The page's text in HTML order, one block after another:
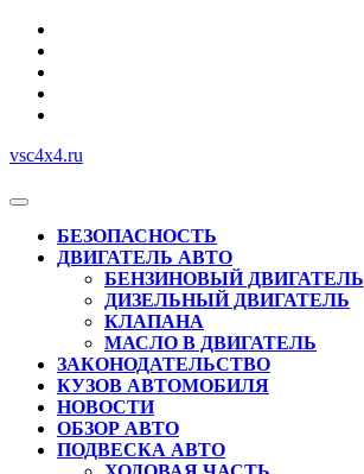
Перейти
содержимому
vsc4x4.ru
Кнопка
ОткрытьБЕЗОПАСНОСТЬ
ДВИГАТЕЛЬ АВТО
БЕНЗИНОВЫЙ ДВИГАТЕЛЬ
ДИЗЕЛЬНЫЙ ДВИГАТЕЛЬ
КЛАПАНА
МАСЛО В ДВИГАТЕЛЬ
ЗАКОНОДАТЕЛЬСТВО
КУЗОВ АВТОМОБИЛЯ
НОВОСТИ
ОБЗОР АВТО
ПОДВЕСКА АВТО